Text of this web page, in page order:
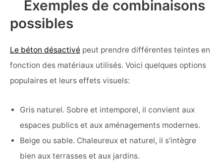
Exemples de combinaisons
possibles
Le béton désactivé peut prendre différentes teintes en
fonction des matériaux utilisés. Voici quelques options
populaires et leurs effets visuels:
Gris naturel. Sobre et intemporel, il convient aux
espaces publics et aux aménagements modernes.
Beige ou sable. Chaleureux et naturel, il s’intègre
bien aux terrasses et aux jardins.